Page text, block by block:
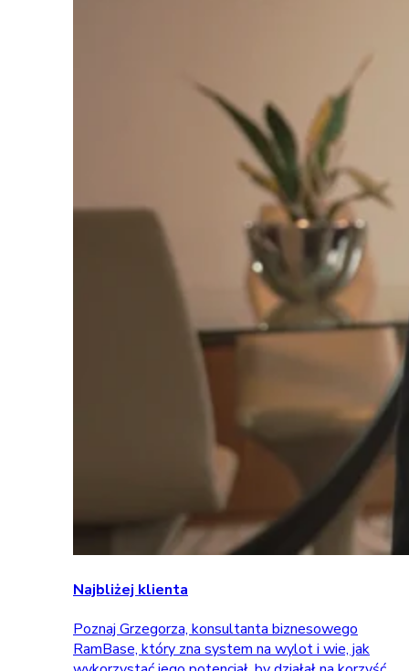
Najbliżej klienta
Poznaj Grzegorza, konsultanta biznesowego
RamBase, który zna system na wylot i wie, jak